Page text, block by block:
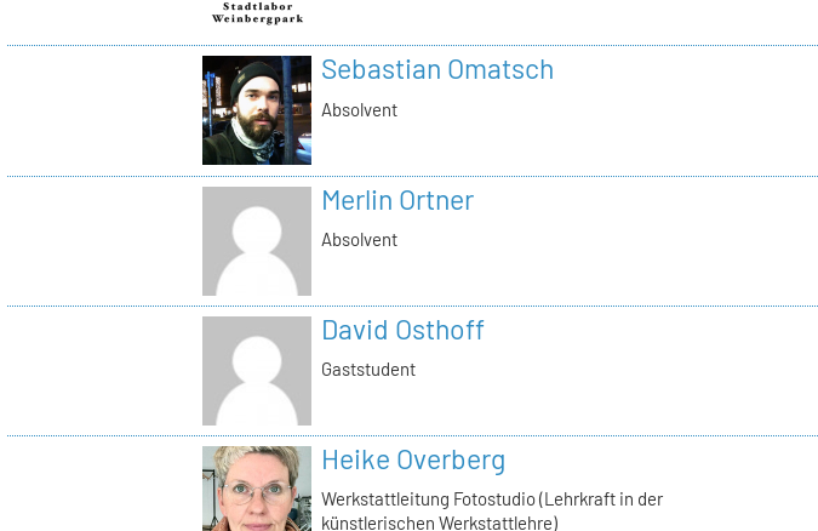
Sebastian Omatsch
Absolvent
Merlin Ortner
Absolvent
David Osthoff
Gaststudent
Heike Overberg
Werkstattleitung Fotostudio (Lehrkraft in der
künstlerischen Werkstattlehre)